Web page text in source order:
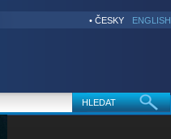
ENGLISH
• ČESKY